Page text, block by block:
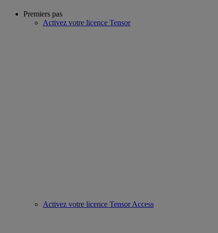
Premiers pas
Activez votre licence Tensor
Activez votre licence Tensor Access